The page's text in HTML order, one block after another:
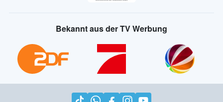
Bekannt aus der TV Werbung